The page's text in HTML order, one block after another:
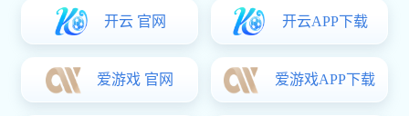
深圳市宝安区海谷科技大厦T1栋(总部)
电话：0755-27745666
传真：0755-27704518